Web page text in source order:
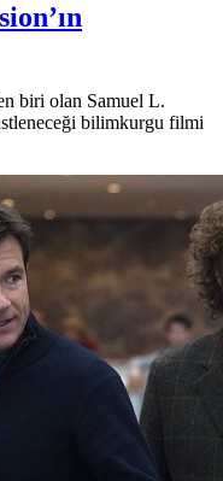
biri olan Samuel L.
bilimkurgu filmi